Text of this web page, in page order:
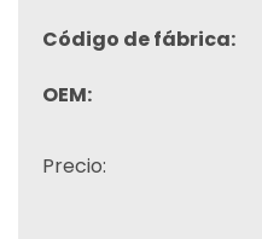
Código de fábrica:
OEM:
Precio: